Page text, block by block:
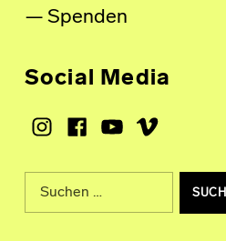
Spenden
Social Media
Instagram
Facebook
Youtube
Vimeo
Suche nach: